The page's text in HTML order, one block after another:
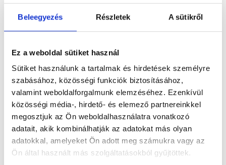
Beleegyezés Részletek A sütikről
Ez a weboldal sütiket használ
Sütiket használunk a tartalmak és hirdetések személyre
szabásához, közösségi funkciók biztosításához,
valamint weboldalforgalmunk elemzéséhez. Ezenkívül
közösségi média-, hirdető- és elemező partnereinkkel
megosztjuk az Ön weboldalhasználatra vonatkozó
adatait, akik kombinálhatják az adatokat más olyan
adatokkal, amelyeket Ön adott meg számukra vagy az
Ön által használt más szolgáltatásokból gyűjtöttek.
Főoldal Klinikák
Bőrgyógyász, Budapest, VII. kerület